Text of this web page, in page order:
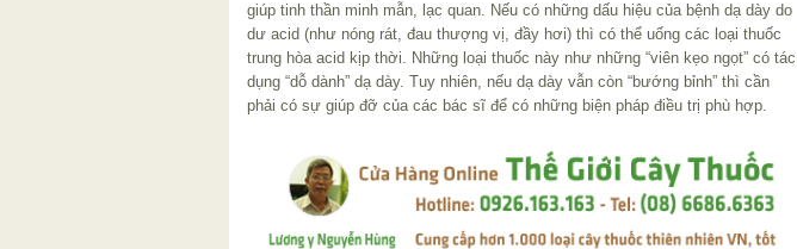
giúp tinh thần minh mẫn, lạc quan. Nếu có những dấu hiệu của bệnh dạ dày do
dư acid (như nóng rát, đau thượng vị, đầy hơi) thì có thể uống các loại thuốc
trung hòa acid kịp thời. Những loại thuốc này như những “viên kẹo ngọt” có tác
dụng “dỗ dành” dạ dày. Tuy nhiên, nếu dạ dày vẫn còn “bướng bỉnh” thì cần
phải có sự giúp đỡ của các bác sĩ để có những biện pháp điều trị phù hợp.